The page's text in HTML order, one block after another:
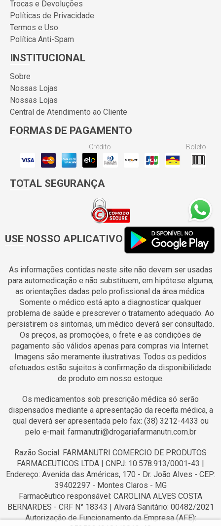
Trocas e Devoluções
Políticas de Privacidade
Termos e Uso
Política Anti-Spam
INSTITUCIONAL
Sobre
Nossas Lojas
Nossas Lojas
Central de Atendimento ao Cliente
FORMAS DE PAGAMENTO
Crédito Boleto
TOTAL SEGURANÇA
USE NOSSO APLICATIVO
As informações contidas neste site não devem ser usadas
para automedicação e não substituem, em hipótese alguma,
as orientações dadas pelo profissional da área médica.
Somente o médico está apto a diagnosticar qualquer
problema de saúde e prescrever o tratamento adequado. Ao
persistirem os sintomas, um médico deverá ser consultado.
Os preços, as promoções, o frete e as condições de
pagamento são válidos apenas para compras via Internet.
Imagens são meramente ilustrativas. Todos os pedidos
efetuados estão sujeitos à confirmação da disponibilidade
de produto em nosso estoque.
Os medicamentos sob prescrição médica só serão
dispensados mediante a apresentação da receita médica, a
qual deverá ser apresentada pelo fax: (38) 3212-4433 ou
pelo e-mail: farmanutri@drogariafarmanutri.com.br
Razão Social: FARMANUTRI COMERCIO DE PRODUTOS
FARMACEUTICOS LTDA | CNPJ: 10.578.913/0001-43 |
Endereço: Avenida das Américas, 170 - Dr. João Alves - CEP:
39402297 - Montes Claros - MG
Farmacêutico responsável: CAROLINA ALVES COSTA
BERNARDES - CRF N° 18343 | Alvará Sanitário: 00482/2021
Autorização de Funcionamento da Empresa (AFE):